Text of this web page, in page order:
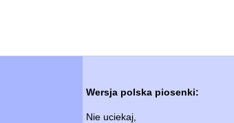
Wersja polska piosenki:
Nie uciekaj,